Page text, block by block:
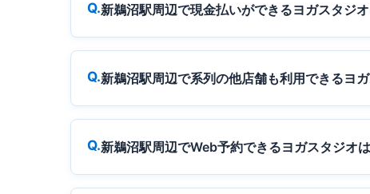
新鵜沼駅周辺で現金払いができるヨガスタジ
新鵜沼駅周辺で系列の他店舗も利用できるヨ
新鵜沼駅周辺でWeb予約できるヨガスタジオ